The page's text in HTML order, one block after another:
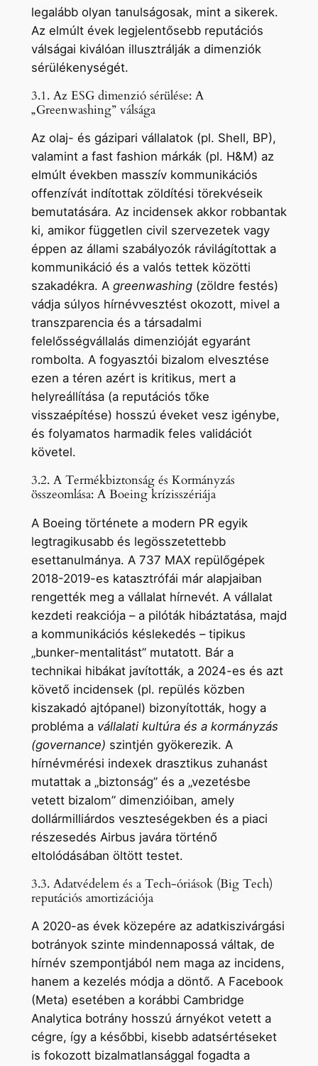
legalább olyan tanulságosak, mint a sikerek.
Az elmúlt évek legjelentősebb reputációs
válságai kiválóan illusztrálják a dimenziók
sérülékenységét.
3.1. Az ESG dimenzió sérülése: A
„Greenwashing” válsága
Az olaj- és gázipari vállalatok (pl. Shell, BP),
valamint a fast fashion márkák (pl. H&M) az
elmúlt években masszív kommunikációs
offenzívát indítottak zöldítési törekvéseik
bemutatására. Az incidensek akkor robbantak
ki, amikor független civil szervezetek vagy
éppen az állami szabályozók rávilágítottak a
kommunikáció és a valós tettek közötti
szakadékra. A greenwashing(zöldre festés)
vádja súlyos hírnévvesztést okozott, mivel a
transzparencia és a társadalmi
felelősségvállalás dimenzióját egyaránt
rombolta. A fogyasztói bizalom elvesztése
ezen a téren azért is kritikus, mert a
helyreállítása (a reputációs tőke
visszaépítése) hosszú éveket vesz igénybe,
és folyamatos harmadik feles validációt
követel.
3.2. A Termékbiztonság és Kormányzás
összeomlása: A Boeing krízisszériája
A Boeing története a modern PR egyik
legtragikusabb és legösszetettebb
esettanulmánya. A 737 MAX repülőgépek
2018-2019-es katasztrófái már alapjaiban
rengették meg a vállalat hírnevét. A vállalat
kezdeti reakciója – a pilóták hibáztatása, majd
a kommunikációs késlekedés – tipikus
„bunker-mentalitást” mutatott. Bár a
technikai hibákat javították, a 2024-es és azt
követő incidensek (pl. repülés közben
kiszakadó ajtópanel) bizonyították, hogy a
probléma a vállalati kultúra és a kormányzás
(governance) szintjén gyökerezik. A
hírnévmérési indexek drasztikus zuhanást
mutattak a „biztonság” és a „vezetésbe
vetett bizalom” dimenzióiban, amely
dollármilliárdos veszteségekben és a piaci
részesedés Airbus javára történő
eltolódásában öltött testet.
3.3. Adatvédelem és a Tech-óriások (Big Tech)
reputációs amortizációja
A 2020-as évek közepére az adatkiszivárgási
botrányok szinte mindennapossá váltak, de
hírnév szempontjából nem maga az incidens,
hanem a kezelés módja a döntő. A Facebook
(Meta) esetében a korábbi Cambridge
Analytica botrány hosszú árnyékot vetett a
cégre, így a későbbi, kisebb adatsértéseket
is fokozott bizalmatlansággal fogadta a